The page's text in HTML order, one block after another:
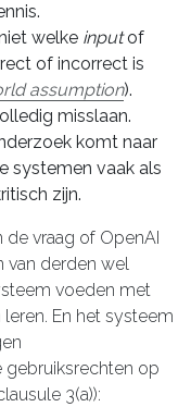
welke inputof
of incorrect is
assumption).
misslaan.
komt naar
systemen vaak als
zijn.
de vraag of OpenAI
van derden wel
voeden met
En het systeem
gebruiksrechten op
3(a)):